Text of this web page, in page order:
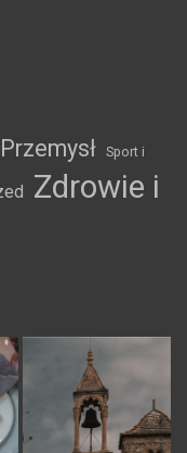
Przemysł Sport i
Zdrowie i